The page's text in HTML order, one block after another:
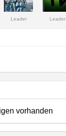
Leader Leader
vorhanden